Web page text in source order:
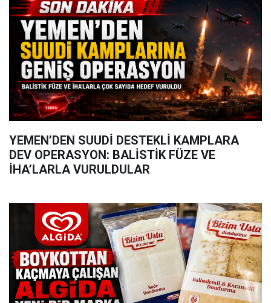
YEMEN’DEN SUUDİ DESTEKLİ KAMPLARA
DEV OPERASYON: BALİSTİK FÜZE VE
İHA’LARLA VURULDULAR